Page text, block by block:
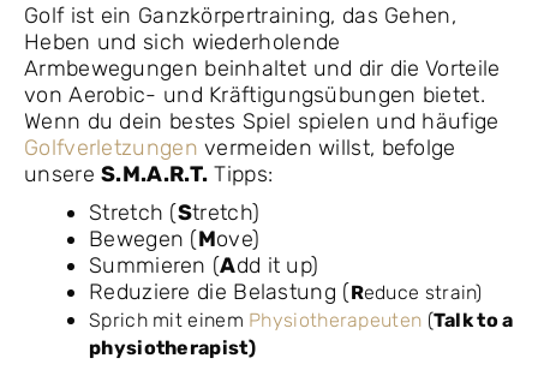
Golf ist ein Ganzkörpertraining, das Gehen,
Heben und sich wiederholende
Armbewegungen beinhaltet und dir die Vorteile
von Aerobic- und Kräftigungsübungen bietet.
Wenn du dein bestes Spiel spielen und häufige
Golfverletzungen vermeiden willst, befolge
unsereS.M.A.R.T. Tipps:
Stretch (Stretch)
Bewegen (Move)
Summieren (Add it up)
Reduziere die Belastung (Reduce strain)
Sprich mit einem Physiotherapeuten (Talk to a
physiotherapist)